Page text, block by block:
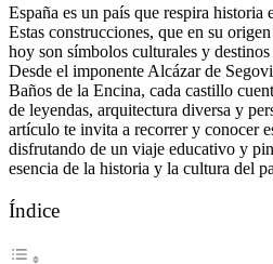
España es un país que respira historia
Estas construcciones, que en su
hoy son símbolos culturales y
Desde el imponente Alcázar de
Baños de la Encina, cada castillo
de leyendas, arquitectura diversa y
artículo te invita a recorrer y conocer
disfrutando de un viaje educativo y
esencia de la historia y la cultura del
Índice